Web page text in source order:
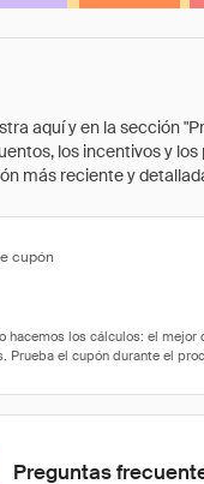
aquí y en la sección
los incentivos y
más reciente y
cupón
Preguntas